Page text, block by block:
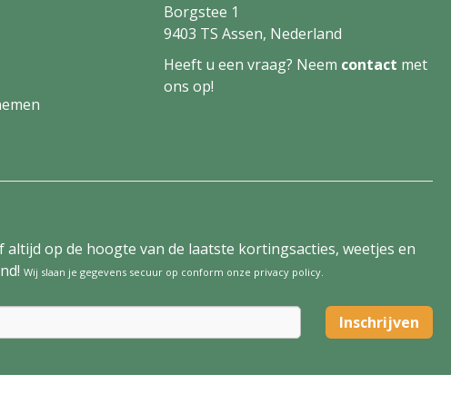
Borgstee 1
9403 TS Assen, Nederland
Heeft u een vraag? Neem contact met
ons op!
altijd op de hoogte van de laatste kortingsacties, weetjes en
Wij slaan je gegevens secuur op conform onze privacy policy